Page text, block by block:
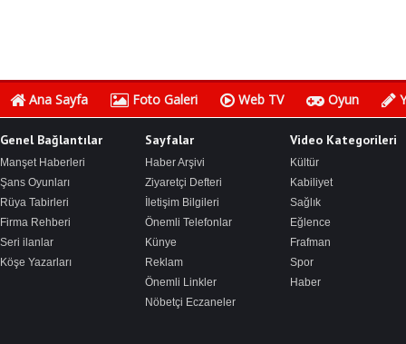
Ana Sayfa Foto Galeri Web TV Oyun
Genel Bağlantılar
Manşet Haberleri
Şans Oyunları
Rüya Tabirleri
Firma Rehberi
Seri ilanlar
Köşe Yazarları
Sayfalar
Haber Arşivi
Ziyaretçi Defteri
İletişim Bilgileri
Önemli Telefonlar
Künye
Reklam
Önemli Linkler
Nöbetçi Eczaneler
Video Kategorileri
Kültür
Kabiliyet
Sağlık
Eğlence
Frafman
Spor
Haber